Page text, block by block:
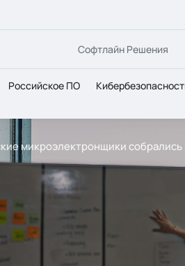
Софтлайн Решения
Российское ПО
микроэлектронщики собрались